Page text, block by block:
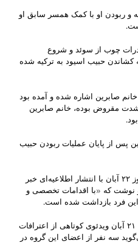
و ربودن او با کمک همسر سابق او
چوب از سوئد و شروع
حبیب اسیود به ترکیه شده
صابرین اشاره شده و آمده بود
شدت مقروض بوده، خانم صابرین
پس از پایان عملیات ربودن حبیب
وزارت اطلاعات جمهوری اسلامی روز ۲۲ آبان با انتشار اطلاعیه‌ای خبر
نوشت که «با اقدامات تخصصی و
این فرد بازداشت شده است.
تلویزیون حکومتی ایران نیز شامگاه ۲۱ آبان ویدئوی کوتاهی از اعترافات
سه نفر از اعضای این گروه در